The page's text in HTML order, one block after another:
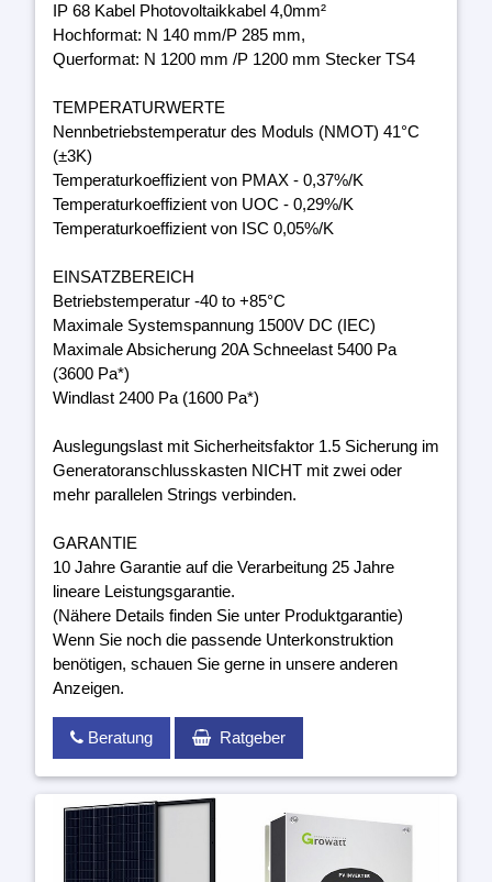
IP 68 Kabel Photovoltaikkabel 4,0mm²
Hochformat: N 140 mm/P 285 mm,
Querformat: N 1200 mm /P 1200 mm Stecker TS4
TEMPERATURWERTE
Nennbetriebstemperatur des Moduls (NMOT) 41°C
(±3K)
Temperaturkoeffizient von PMAX - 0,37%/K
Temperaturkoeffizient von UOC - 0,29%/K
Temperaturkoeffizient von ISC 0,05%/K
EINSATZBEREICH
Betriebstemperatur -40 to +85°C
Maximale Systemspannung 1500V DC (IEC)
Maximale Absicherung 20A Schneelast 5400 Pa
(3600 Pa*)
Windlast 2400 Pa (1600 Pa*)
Auslegungslast mit Sicherheitsfaktor 1.5 Sicherung im
Generatoranschlusskasten NICHT mit zwei oder
mehr parallelen Strings verbinden.
GARANTIE
10 Jahre Garantie auf die Verarbeitung 25 Jahre
lineare Leistungsgarantie.
(Nähere Details finden Sie unter Produktgarantie)
Wenn Sie noch die passende Unterkonstruktion
benötigen, schauen Sie gerne in unsere anderen
Anzeigen.
Beratung Ratgeber